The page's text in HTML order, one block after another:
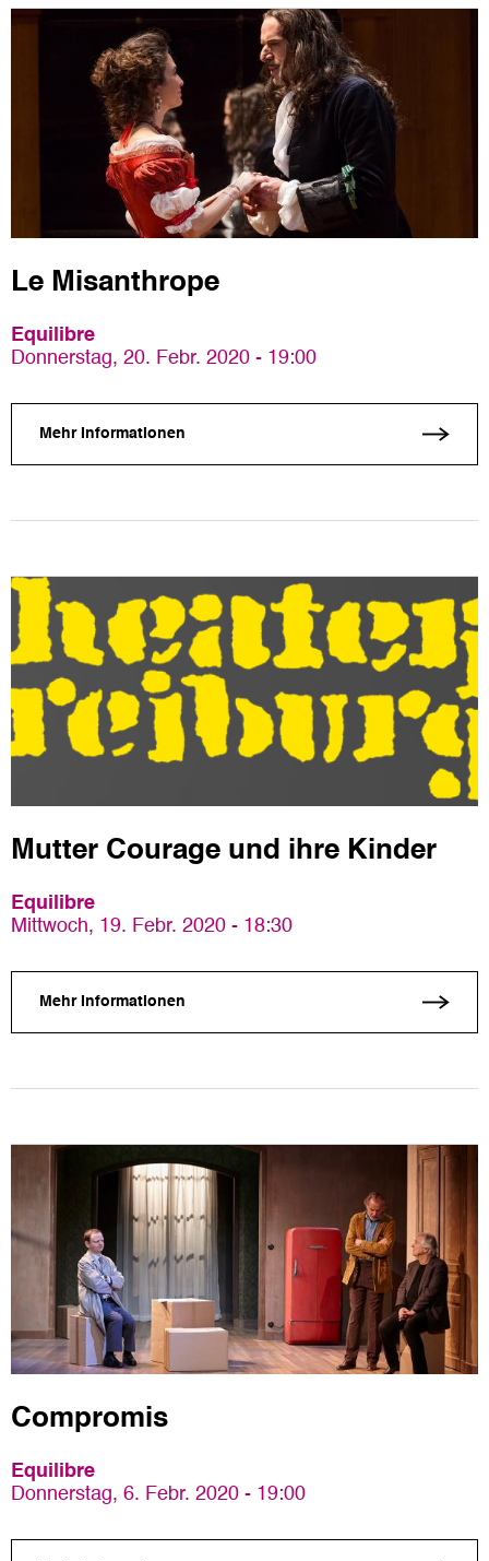
Le Misanthrope
Equilibre
Donnerstag, 20. Febr. 2020 - 19:00
Mehr Informationen
Mutter Courage und ihre Kinder
Equilibre
Mittwoch, 19. Febr. 2020 - 18:30
Mehr Informationen
Compromis
Equilibre
Donnerstag, 6. Febr. 2020 - 19:00